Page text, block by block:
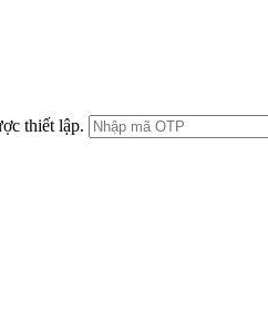
thiết lập.